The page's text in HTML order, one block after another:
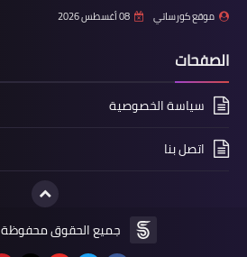
موقع كورساتي 08 أغسطس 2026
الصفحات
سياسة الخصوصية
اتصل بنا
جميع الحقوق محفوظة